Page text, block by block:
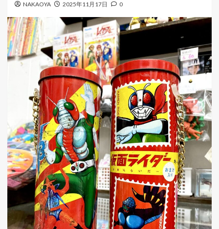
NAKAOYA 2025年11月17日 0